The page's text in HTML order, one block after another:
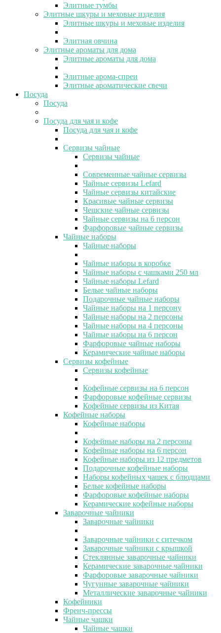
Элитные тумбы
Элитные шкуры и меховые изделия
Элитные шкуры и меховые изделия
Элитная овчина
Элитные ароматы для дома
Элитные ароматы для дома
Элитные арома-спреи
Элитные ароматические свечи
Посуда
Посуда
Посуда для чая и кофе
Посуда для чая и кофе
Сервизы чайные
Сервизы чайные
Современные чайные сервизы
Чайные сервизы Lefard
Чайные сервизы китайские
Красивые чайные сервизы
Чешские чайные сервизы
Чайные сервизы на 6 персон
Фарфоровые чайные сервизы
Чайные наборы
Чайные наборы
Чайные наборы в коробке
Чайные наборы с чашками 250 мл
Чайные наборы Lefard
Белые чайные наборы
Подарочные чайные наборы
Чайные наборы на 1 персону
Чайные наборы на 2 персоны
Чайные наборы на 4 персоны
Чайные наборы на 6 персон
Фарфоровые чайные наборы
Керамические чайные наборы
Сервизы кофейные
Сервизы кофейные
Кофейные сервизы на 6 персон
Фарфоровые кофейные сервизы
Кофейные сервизы из Китая
Кофейные наборы
Кофейные наборы
Кофейные наборы на 2 персоны
Кофейные наборы на 6 персон
Кофейные наборы из 12 предметов
Подарочные кофейные наборы
Наборы кофейных чашек с блюдцами
Белые кофейные наборы
Фарфоровые кофейные наборы
Керамические кофейные наборы
Заварочные чайники
Заварочные чайники
Заварочные чайники с ситечком
Заварочные чайники с крышкой
Стеклянные заварочные чайники
Керамические заварочные чайники
Фарфоровые заварочные чайники
Чугунные заварочные чайники
Металлические заварочные чайники
Кофейники
Френч-прессы
Чайные чашки
Чайные чашки